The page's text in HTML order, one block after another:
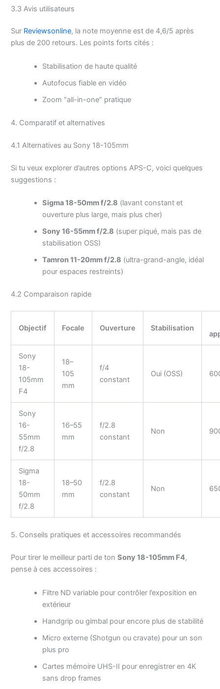
3.3 Avis utilisateurs
Sur Reviewsonline, la note moyenne est de 4,6/5 après
plus de 200 retours. Les points forts cités :
Stabilisation de haute qualité
Autofocus fiable en vidéo
Zoom “all-in-one” pratique
4. Comparatif et alternatives
4.1 Alternatives au Sony 18-105mm
Si tu veux explorer d’autres options APS-C, voici quelques
suggestions :
Sigma 18-50mm f/2.8 (lavant constant et
ouverture plus large, mais plus cher)
Sony 16-55mm f/2.8 (super piqué, mais pas de
stabilisation OSS)
Tamron 11-20mm f/2.8 (ultra-grand-angle, idéal
pour espaces restreints)
4.2 Comparaison rapide
Objectif Focale Ouverture Stabilisation
Sony
18-
105mm
F4
18–
105
mm
f/4
constant
Oui (OSS)
Sony
16-
55mm
f/2.8
16–55
mm
f/2.8
constant
Non
Sigma
18-
50mm
f/2.8
18–50
mm
f/2.8
constant
Non
5. Conseils pratiques et accessoires recommandés
Pour tirer le meilleur parti de tonSony 18-105mm F4,
pense à ces accessoires :
Filtre ND variable pour contrôler l’exposition en
extérieur
Handgrip ou gimbal pour encore plus de stabilité
Micro externe (Shotgun ou cravate) pour un son
plus pro
Cartes mémoire UHS-II pour enregistrer en 4K
sans drop frames